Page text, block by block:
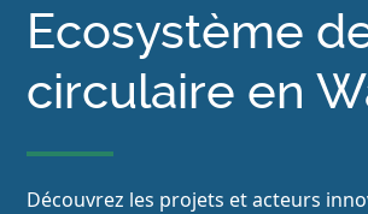
Ecosystème
circulaire en
Découvrez les projets et acteurs